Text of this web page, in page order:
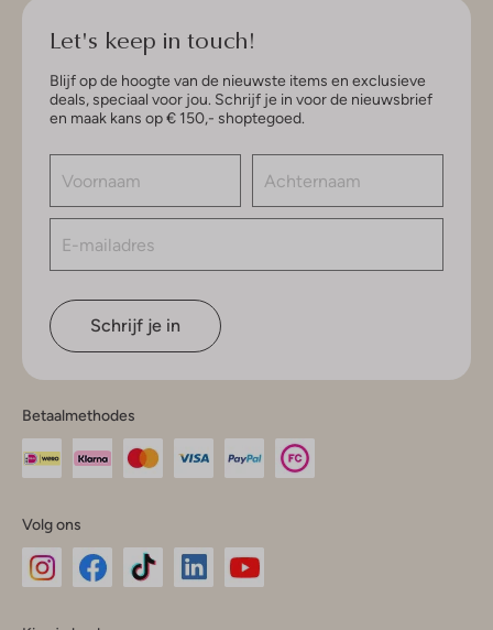
Let's keep in touch!
Blijf op de hoogte van de nieuwste items en exclusieve
deals, speciaal voor jou. Schrijf je in voor de nieuwsbrief
en maak kans op € 150,- shoptegoed.
Schrijf je in
Betaalmethodes
Volg ons